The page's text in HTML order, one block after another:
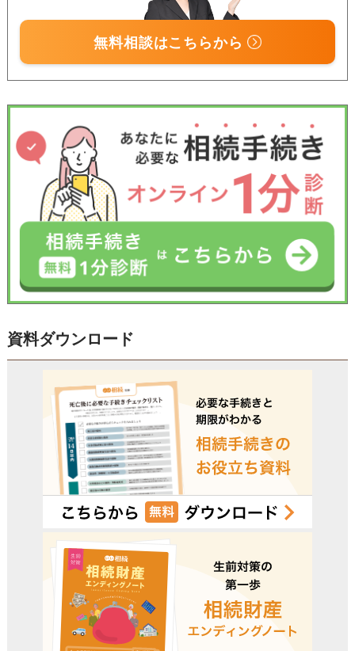
電話受付時間 – 平日 9:00 – 19:00 / 土日祝 9:00 –18:00
無料相談はこちらから
資料ダウンロード